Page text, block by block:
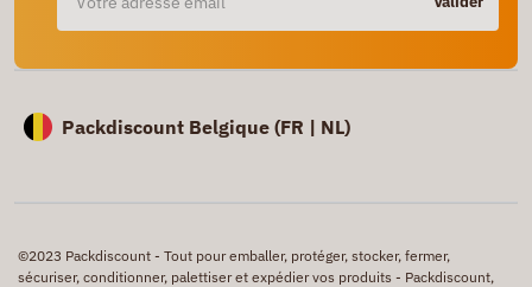
Packdiscount Belgique (FR | NL)
©2023 Packdiscount - Tout pour emballer, protéger, stocker, fermer,
sécuriser, conditionner, palettiser et expédier vos produits - Packdiscount,